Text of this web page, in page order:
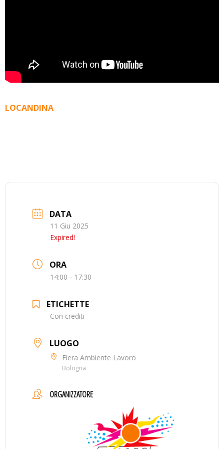
LOCANDINA
DATA
11 Giu 2025
Expired!
ORA
14:00 - 17:30
ETICHETTE
Con crediti
LUOGO
Fiera Ambiente Lavoro
Bologna
ORGANIZZATORE